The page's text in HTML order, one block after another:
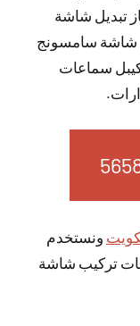
تبديل شاشة
شاشة سامسونج
سماعات
ونستخدم
تركيب شاشة